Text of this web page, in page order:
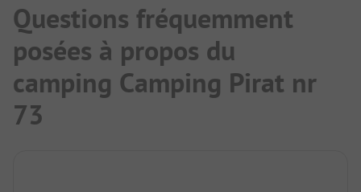
Questions fréquemment
posées à propos du
camping Camping Pirat nr
73